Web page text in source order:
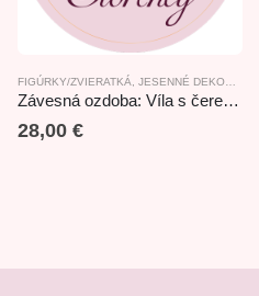
FIGÚRKY/ZVIERATKÁ, JESENNÉ DEKORÁCIE
Závesná ozdoba: Víla s čerešňou/ CHERRY FAIRY 17cm
28,00 €